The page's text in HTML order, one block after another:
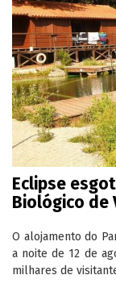
Eclipse
Biológico de
O alojamento do
a noite de 12 de
milhares de